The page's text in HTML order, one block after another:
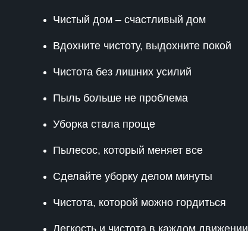
Чистый дом – счастливый дом
Вдохните чистоту, выдохните покой
Чистота без лишних усилий
Пыль больше не проблема
Уборка стала проще
Пылесос, который меняет все
Сделайте уборку делом минуты
Чистота, которой можно гордиться
Легкость и чистота в каждом движении